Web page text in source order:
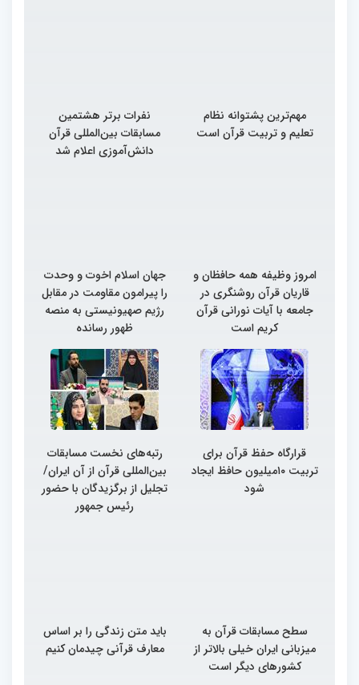
مهم‌ترین پشتوانه نظام
تعلیم و تربیت قرآن است
نفرات برتر هشتمین
مسابقات بین‌المللی قرآن
دانش‌آموزی اعلام شد
امروز وظیفه همه حافظان و
قاریان قرآن روشنگری در
جامعه با آیات نورانی قرآن
کریم است
جهان اسلام اخوت و وحدت
را پیرامون مقاومت در مقابل
رژیم صهیونیستی به منصه
ظهور رسانده
قرارگاه حفظ قرآن برای
تربیت ۱۰میلیون حافظ ایجاد
شود
رتبه‌های نخست مسابقات
بین‌المللی قرآن از آن ایران/
تجلیل از برگزیدگان با حضور
رئیس جمهور
سطح مسابقات قرآن به
میزبانی ایران خیلی بالاتر از
کشورهای دیگر است
باید متن زندگی را بر اساس
معارف قرآنی چیدمان کنیم